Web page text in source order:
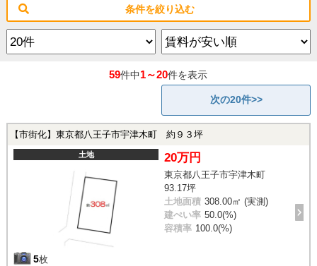
条件を絞り込む
59件中1～20件を表示
次の20件>>
【市街化】東京都八王子市宇津木町 約９３坪
土地
5枚
20万円
東京都八王子市宇津木町
93.17坪
土地面積 308.00㎡ (実測)
建ぺい率 50.0(%)
容積率 100.0(%)